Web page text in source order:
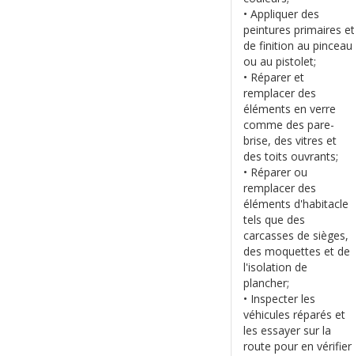
• Appliquer des
peintures primaires et
de finition au pinceau
ou au pistolet;
• Réparer et
remplacer des
éléments en verre
comme des pare-
brise, des vitres et
des toits ouvrants;
• Réparer ou
remplacer des
éléments d'habitacle
tels que des
carcasses de sièges,
des moquettes et de
l'isolation de
plancher;
• Inspecter les
véhicules réparés et
les essayer sur la
route pour en vérifier